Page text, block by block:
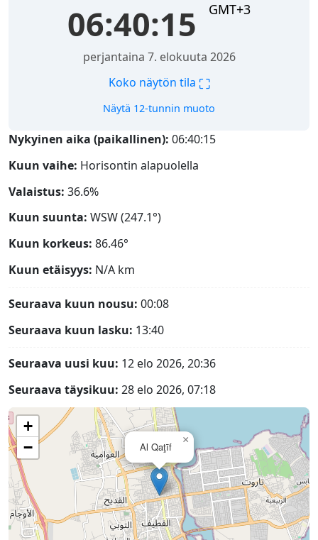
06:40:16 GMT+3
perjantaina 7. elokuuta 2026
Koko näytön tila ⛶
Näytä 12-tunnin muoto
Nykyinen aika (paikallinen): 06:40:16
Kuun vaihe: Horisontin alapuolella
Valaistus: 36.6%
Kuun suunta: WSW (247.1°)
Kuun korkeus: 86.46°
Kuun etäisyys: N/A km
Seuraava kuun nousu: 00:08
Seuraava kuun lasku: 13:40
Seuraava uusi kuu: 12 elo 2026, 20:36
Seuraava täysikuu: 28 elo 2026, 07:18
Al Qaţīf
×
+
−